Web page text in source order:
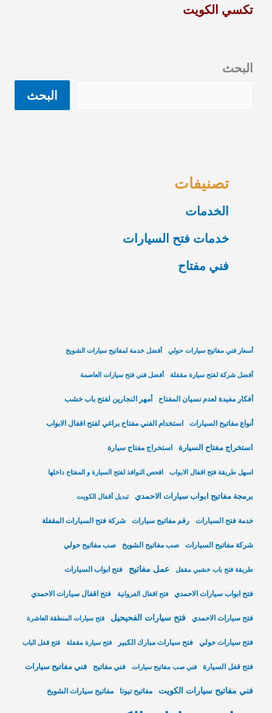
تكسي الكويت
البحث
البحث
تصنيفات
الخدمات
خدمات فتح السيارات
فني مفتاح
أسعار فني مفاتيح سيارات حولي أفضل خدمة لمفاتيح سيارات الشويخ
أفضل شركة لفتح سيارة مقفلة أفضل فني فتح سيارات العاصمة
أفكار مفيدة لعدم نسيان المفتاح أمهر النجارين لفتح باب خشب
أنواع مفاتيح السيارات استخدام الفني مفتاح براغي لفتح اقفال الابواب
استخراج مفتاح السيارة استخراج مفتاح سيارة
اسهل طريقة فتح اقفال الابواب افحص النوافذ لفتح السيارة و المفتاح داخلها
برمجة مفاتيح ابواب سيارات الاحمدي تبديل أقفال الكويت
خدمة فتح السيارات رقم مفاتيح سيارات شركة فتح السيارات المقفلة
شركة مفاتيح السيارات صب مفاتيح الشويخ صب مفاتيح حولي
طريقة فتح باب خشبي مقفل عمل مفاتيح فتح ابواب السيارات
فتح ابواب سيارات الاحمدي فتح اقفال الفروانية فتح اقفال سيارات الاحمدي
فتح سيارات الاحمدي فتح سيارات الفحيحيل فتح سيارات المنطقة العاشرة
فتح سيارات حولي فتح سيارات مبارك الكبير فتح سيارة مقفلة فتح قفل الباب
فتح قفل السيارة فني صب مفاتيح سيارات فني مفاتيح فني مفاتيح سيارات
فني مفاتيح سيارات الكويت مفاتيح تيوتا مفاتيح سيارات الشويخ